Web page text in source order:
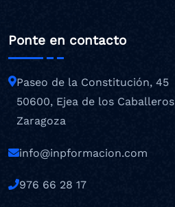
Ponte en contacto
Paseo de la Constitución, 45
50600, Ejea de los Caballeros
Zaragoza
info@inpformacion.com
976 66 28 17